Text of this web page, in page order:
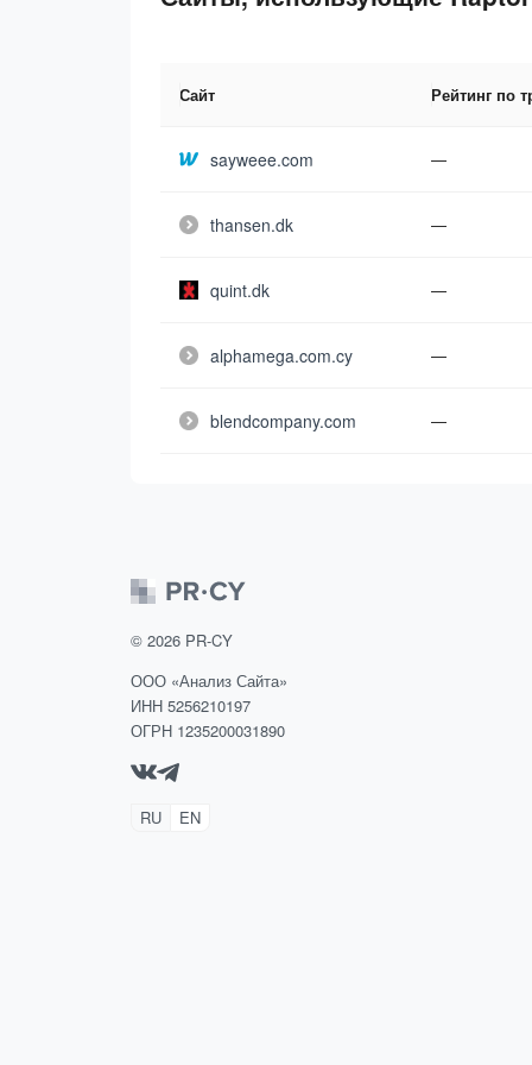
Сайт Рейтинг по
sayweee.com —
thansen.dk —
quint.dk —
alphamega.com.cy —
blendcompany.com —
© 2026 PR-CY
ООО «Анализ Сайта»
ИНН 5256210197
ОГРН 1235200031890
RU EN